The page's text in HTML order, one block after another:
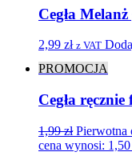
Cegła
2,99 zł z VAT
PROMOCJA
Cegła
1,99zł Pierwotna
cena wynosi: 1,50